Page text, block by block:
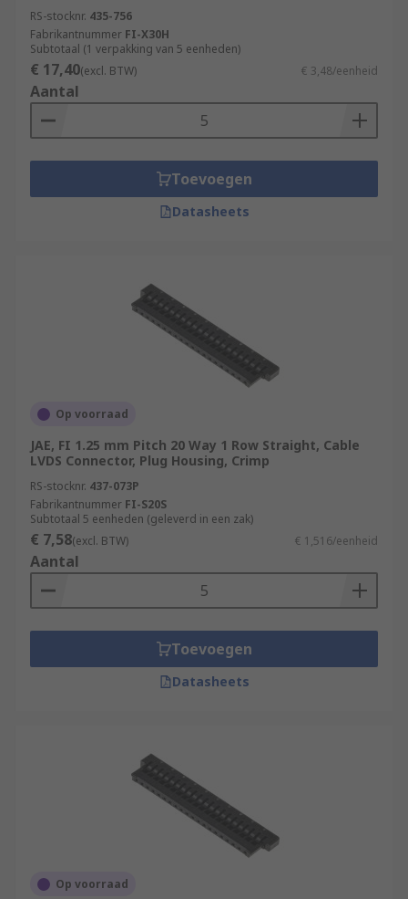
RS-stocknr. 435-756
Fabrikantnummer FI-X30H
Subtotaal (1 verpakking van 5 eenheden)
€ 17,40(excl. BTW) € 3,48/eenheid
Aantal
Toevoegen
Datasheets
Op voorraad
JAE, FI 1.25 mm Pitch 20 Way 1 Row Straight, Cable
LVDS Connector, Plug Housing, Crimp
RS-stocknr. 437-073P
Fabrikantnummer FI-S20S
Subtotaal 5 eenheden (geleverd in een zak)
€ 7,58(excl. BTW) € 1,516/eenheid
Aantal
Toevoegen
Datasheets
Op voorraad